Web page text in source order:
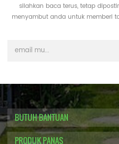
silahkan baca terus, tetap
menyambut anda untuk memberi
BUTUH BANTUAN
PRODUK PANAS